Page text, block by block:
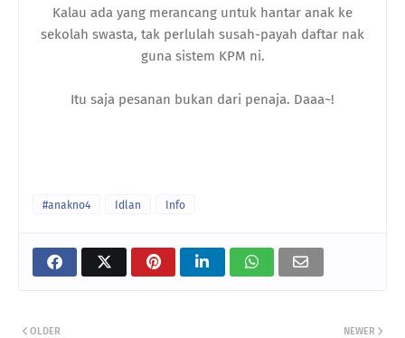
Kalau ada yang merancang untuk hantar anak ke
sekolah swasta, tak perlulah susah-payah daftar nak
guna sistem KPM ni.
Itu saja pesanan bukan dari penaja. Daaa~!
#anakno4 Idlan Info
NEWER
OLDER